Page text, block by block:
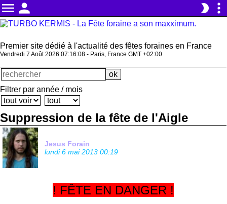
menu person brightness_2 more_vert
Premier site dédié à l'actualité des fêtes foraines en France
Vendredi 7 Août 2026 07:16:08 - Paris, France GMT +02:00
Filtrer par année / mois
Suppression de la fête de l'Aigle
Jesus Forain
lundi 6 mai 2013 00:19
! FÊTE EN DANGER !